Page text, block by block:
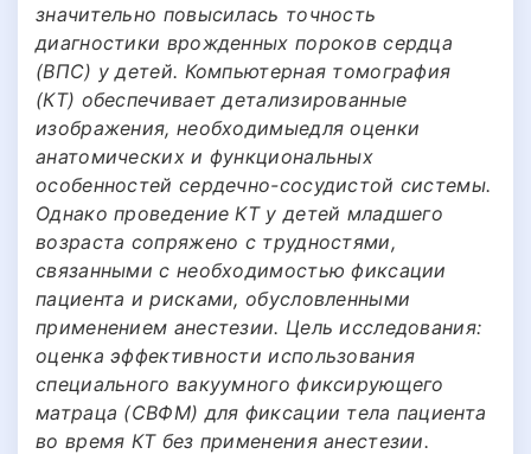
значительно повысилась точность
диагностики врожденных пороков сердца
(ВПС) у детей. Компьютерная томография
(КТ) обеспечивает детализированные
изображения, необходимыедля оценки
анатомических и функциональных
особенностей сердечно-сосудистой системы.
Однако проведение КТ у детей младшего
возраста сопряжено с трудностями,
связанными с необходимостью фиксации
пациента и рисками, обусловленными
применением анестезии. Цель исследования:
оценка эффективности использования
специального вакуумного фиксирующего
матраца (СВФМ) для фиксации тела пациента
во время КТ без применения анестезии.